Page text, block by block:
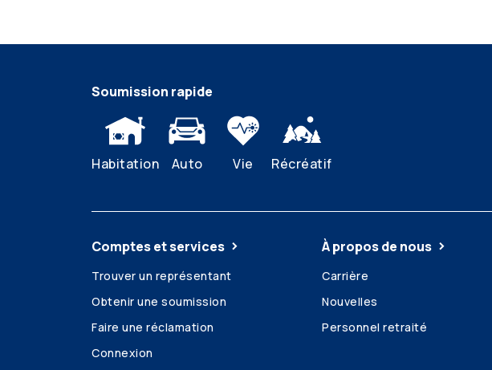
Soumission rapide
Habitation Auto Vie Récréatif
Comptes et services
Trouver un représentant
Obtenir une soumission
Faire une réclamation
Connexion
À propos de nous
Carrière
Nouvelles
Personnel retraité